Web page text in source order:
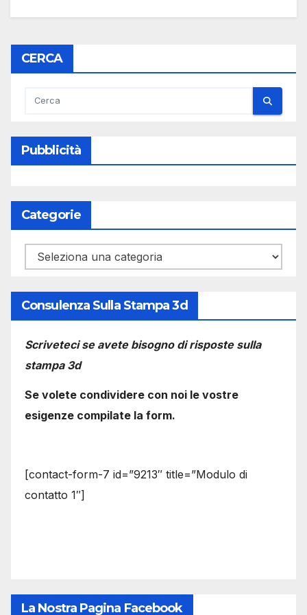
CERCA
Pubblicità
Categorie
Categorie
Consulenza Sulla Stampa 3d
Scriveteci se avete bisogno di risposte sulla
stampa 3d
Se volete condividere con noi le vostre
esigenze compilate la form.
[contact-form-7 id=”9213″ title=”Modulo di
contatto 1″]
La Nostra Pagina Facebook